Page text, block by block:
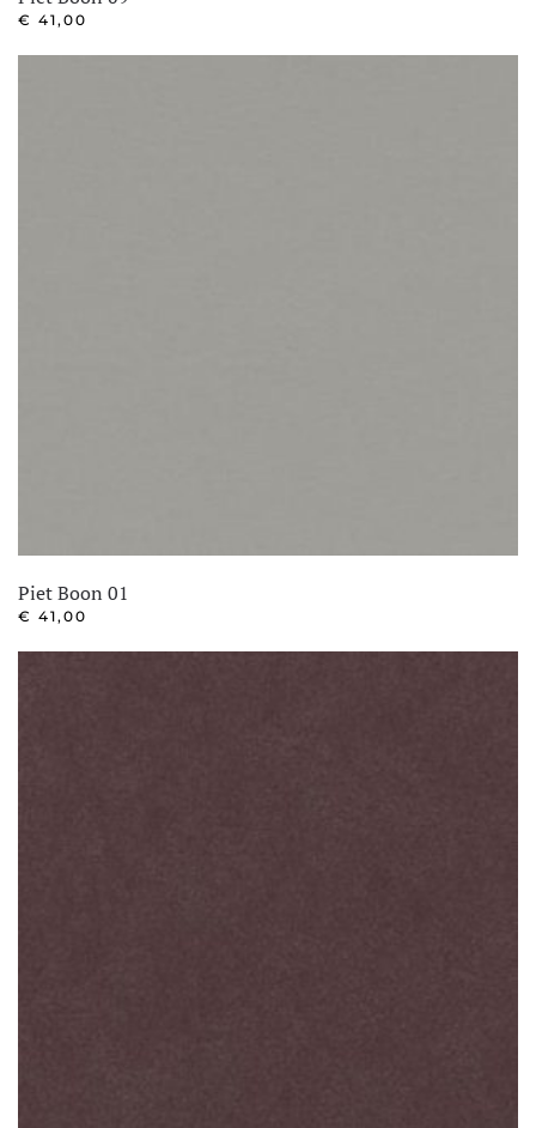
€ 41,00
Piet Boon 01
€ 41,00